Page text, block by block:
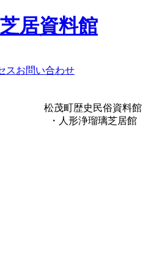
居資料館
スお問い合わせ
松茂町歴史民俗資料館
・人形浄瑠璃芝居館